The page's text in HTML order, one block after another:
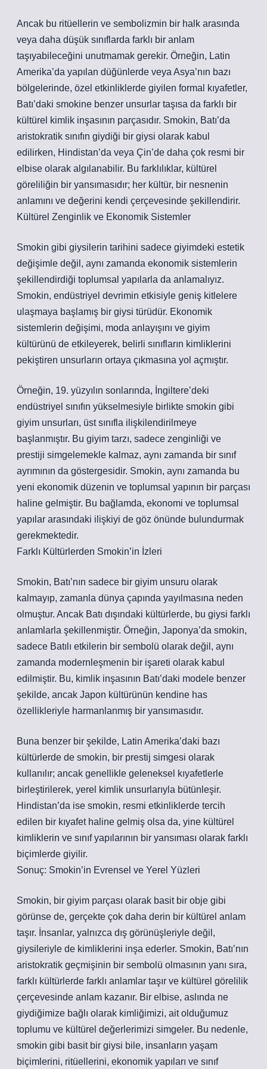
Ancak bu ritüellerin ve sembolizmin bir halk arasında
veya daha düşük sınıflarda farklı bir anlam
taşıyabileceğini unutmamak gerekir. Örneğin, Latin
Amerika’da yapılan düğünlerde veya Asya’nın bazı
bölgelerinde, özel etkinliklerde giyilen formal kıyafetler,
Batı’daki smokine benzer unsurlar taşısa da farklı bir
kültürel kimlik inşasının parçasıdır. Smokin, Batı’da
aristokratik sınıfın giydiği bir giysi olarak kabul
edilirken, Hindistan’da veya Çin’de daha çok resmi bir
elbise olarak algılanabilir. Bu farklılıklar, kültürel
göreliliğin bir yansımasıdır; her kültür, bir nesnenin
anlamını ve değerini kendi çerçevesinde şekillendirir.
Kültürel Zenginlik ve Ekonomik Sistemler
Smokin gibi giysilerin tarihini sadece giyimdeki estetik
değişimle değil, aynı zamanda ekonomik sistemlerin
şekillendirdiği toplumsal yapılarla da anlamalıyız.
Smokin, endüstriyel devrimin etkisiyle geniş kitlelere
ulaşmaya başlamış bir giysi türüdür. Ekonomik
sistemlerin değişimi, moda anlayışını ve giyim
kültürünü de etkileyerek, belirli sınıfların kimliklerini
pekiştiren unsurların ortaya çıkmasına yol açmıştır.
Örneğin, 19. yüzyılın sonlarında, İngiltere’deki
endüstriyel sınıfın yükselmesiyle birlikte smokin gibi
giyim unsurları, üst sınıfla ilişkilendirilmeye
başlanmıştır. Bu giyim tarzı, sadece zenginliği ve
prestiji simgelemekle kalmaz, aynı zamanda bir sınıf
ayrımının da göstergesidir. Smokin, aynı zamanda bu
yeni ekonomik düzenin ve toplumsal yapının bir parçası
haline gelmiştir. Bu bağlamda, ekonomi ve toplumsal
yapılar arasındaki ilişkiyi de göz önünde bulundurmak
gerekmektedir.
Farklı Kültürlerden Smokin’in İzleri
Smokin, Batı’nın sadece bir giyim unsuru olarak
kalmayıp, zamanla dünya çapında yayılmasına neden
olmuştur. Ancak Batı dışındaki kültürlerde, bu giysi farklı
anlamlarla şekillenmiştir. Örneğin, Japonya’da smokin,
sadece Batılı etkilerin bir sembolü olarak değil, aynı
zamanda modernleşmenin bir işareti olarak kabul
edilmiştir. Bu, kimlik inşasının Batı’daki modele benzer
şekilde, ancak Japon kültürünün kendine has
özellikleriyle harmanlanmış bir yansımasıdır.
Buna benzer bir şekilde, Latin Amerika’daki bazı
kültürlerde de smokin, bir prestij simgesi olarak
kullanılır; ancak genellikle geleneksel kıyafetlerle
birleştirilerek, yerel kimlik unsurlarıyla bütünleşir.
Hindistan’da ise smokin, resmi etkinliklerde tercih
edilen bir kıyafet haline gelmiş olsa da, yine kültürel
kimliklerin ve sınıf yapılarının bir yansıması olarak farklı
biçimlerde giyilir.
Sonuç: Smokin’in Evrensel ve Yerel Yüzleri
Smokin, bir giyim parçası olarak basit bir obje gibi
görünse de, gerçekte çok daha derin bir kültürel anlam
taşır. İnsanlar, yalnızca dış görünüşleriyle değil,
giysileriyle de kimliklerini inşa ederler. Smokin, Batı’nın
aristokratik geçmişinin bir sembolü olmasının yanı sıra,
farklı kültürlerde farklı anlamlar taşır ve kültürel görelilik
çerçevesinde anlam kazanır. Bir elbise, aslında ne
giydiğimize bağlı olarak kimliğimizi, ait olduğumuz
toplumu ve kültürel değerlerimizi simgeler. Bu nedenle,
smokin gibi basit bir giysi bile, insanların yaşam
biçimlerini, ritüellerini, ekonomik yapıları ve sınıf